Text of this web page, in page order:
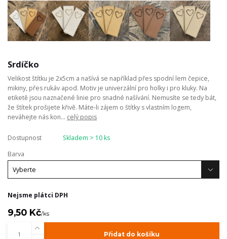
Srdíčko
Velikost štítku je 2x5cm a našívá se například přes spodní lem čepice,
mikiny, přes rukáv apod. Motiv je univerzální pro holky i pro kluky. Na
etiketě jsou naznačené linie pro snadné našívání. Nemusíte se tedy bát,
že štítek prošijete křivě. Máte-li zájem o štítky s vlastním logem,
neváhejte nás kon... celý popis
Dostupnost
Skladem > 10 ks
Barva
Nejsme plátci DPH
9,50 Kč/ks
Přidat do košíku